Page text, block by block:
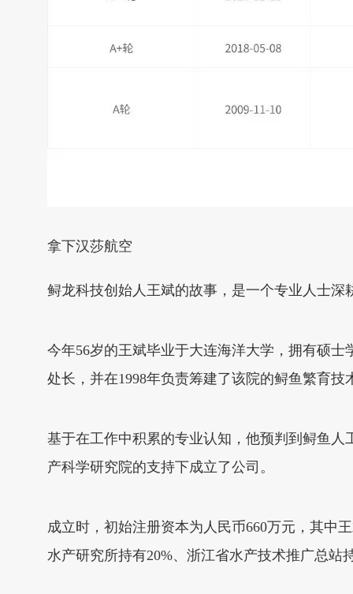
拿下汉莎航空
鲟龙科技创始人王斌的故事，是一个专业人士深
今年56岁的王斌毕业于大连海洋大学，拥有硕
处长，并在1998年负责筹建了该院的鲟鱼繁育
基于在工作中积累的专业认知，他预判到鲟鱼
产科学研究院的支持下成立了公司。
成立时，初始注册资本为人民币660万元，其中
水产研究所持有20%、浙江省水产技术推广总站